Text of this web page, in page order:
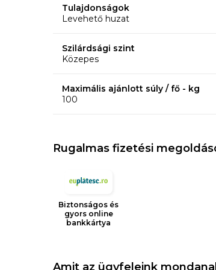
matracbetétet:
- Extra kényelmi réteg
- Tartósság
- Alkalmas minden alvási pozícióhoz:
- cipzár
Magasság: 5 cm (+/-1 cm)
A termék feltekerve és vákumozva
amíg a termék visszanyeri eredeti
Tulajdonságok
Levehető huzat
Szilárdsági szint
Közepes
Maximális ajánlott súly / fő - kg
100
Rugalmas fizetési
Biztonságos és
gyors online
bankkártya
Amit az ügyfeleink